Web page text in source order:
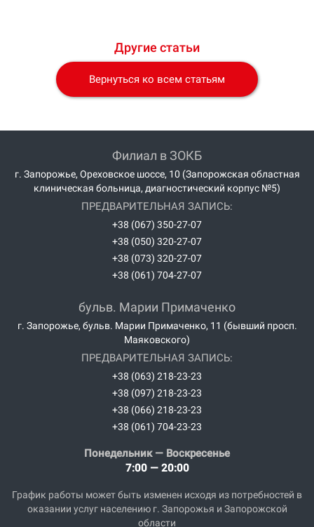
Другие статьи
Вернуться ко всем статьям
Понедельник — Воскресенье
7:00 — 20:00
График работы может быть изменен исходя из потребностей в
оказании услуг населению г. Запорожья и Запорожской
области
Филиал в ЗОКБ
г. Запорожье, Ореховское шоссе, 10 (Запорожская областная
клиническая больница, диагностический корпус №5)
ПРЕДВАРИТЕЛЬНАЯ ЗАПИСЬ:
+38 (067) 350-27-07
+38 (050) 320-27-07
+38 (073) 320-27-07
+38 (061) 704-27-07
бульв. Марии Примаченко
г. Запорожье, бульв. Марии Примаченко, 11 (бывший просп.
Маяковского)
ПРЕДВАРИТЕЛЬНАЯ ЗАПИСЬ:
+38 (063) 218-23-23
+38 (097) 218-23-23
+38 (066) 218-23-23
+38 (061) 704-23-23